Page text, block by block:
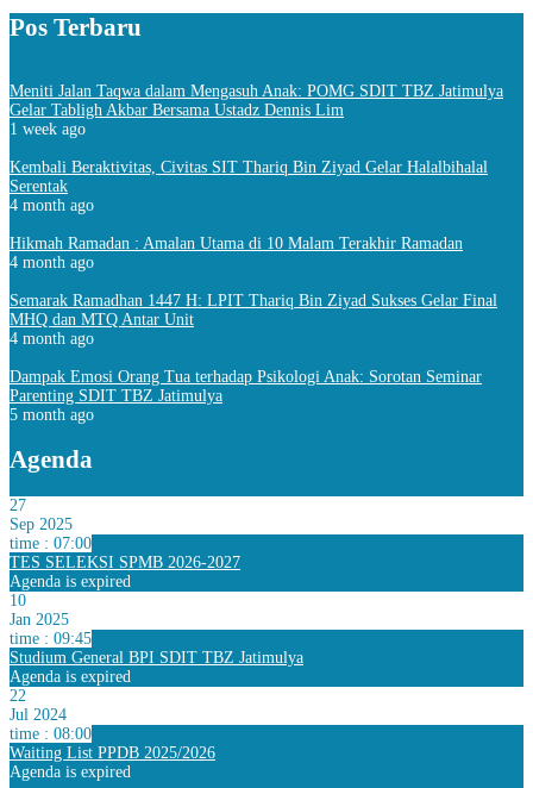
Pos Terbaru
Meniti Jalan Taqwa dalam Mengasuh Anak: POMG SDIT TBZ Jatimulya
Gelar Tabligh Akbar Bersama Ustadz Dennis Lim
1 week ago
Kembali Beraktivitas, Civitas SIT Thariq Bin Ziyad Gelar Halalbihalal
Serentak
4 month ago
Hikmah Ramadan : Amalan Utama di 10 Malam Terakhir Ramadan
4 month ago
Semarak Ramadhan 1447 H: LPIT Thariq Bin Ziyad Sukses Gelar Final
MHQ dan MTQ Antar Unit
4 month ago
Dampak Emosi Orang Tua terhadap Psikologi Anak: Sorotan Seminar
Parenting SDIT TBZ Jatimulya
5 month ago
Agenda
27
Sep 2025
time : 07:00
TES SELEKSI SPMB 2026-2027
Agenda is expired
10
Jan 2025
time : 09:45
Studium General BPI SDIT TBZ Jatimulya
Agenda is expired
22
Jul 2024
time : 08:00
Waiting List PPDB 2025/2026
Agenda is expired